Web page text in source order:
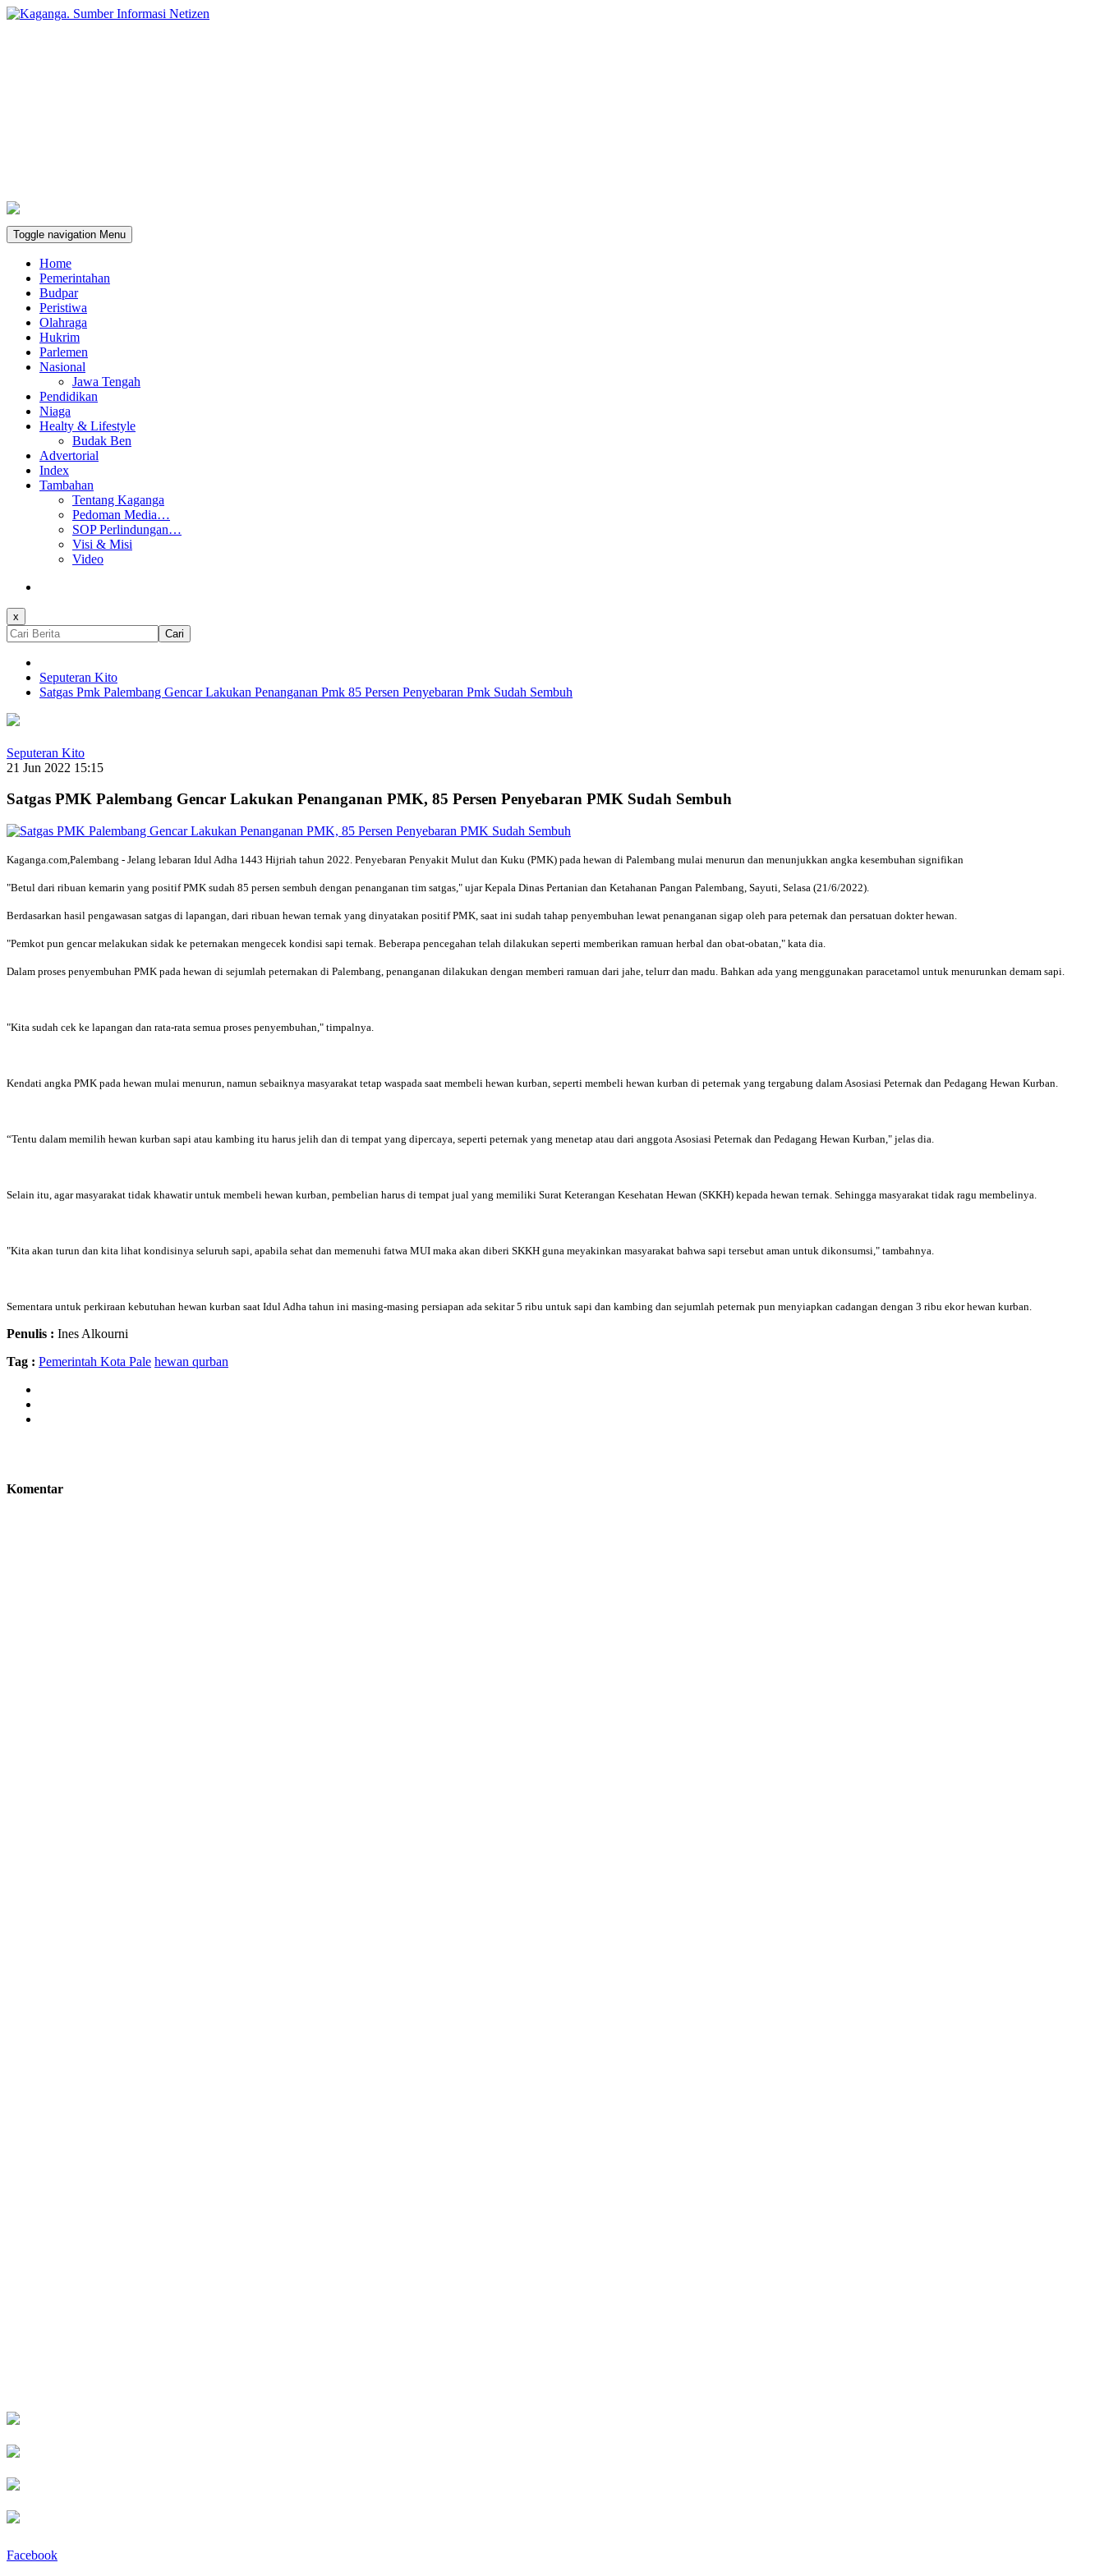
Toggle navigation Menu
Home
Pemerintahan
Budpar
Peristiwa
Olahraga
Hukrim
Parlemen
Nasional
Jawa Tengah
Pendidikan
Niaga
Healty & Lifestyle
Budak Ben
Advertorial
Index
Tambahan
Tentang Kaganga
Pedoman Media…
SOP Perlindungan…
Visi & Misi
Video
x
Cari
Seputeran Kito
Satgas Pmk Palembang Gencar Lakukan Penanganan Pmk 85 Persen Penyebaran Pmk Sudah Sembuh
Seputeran Kito
21 Jun 2022 15:15
Satgas PMK Palembang Gencar Lakukan Penanganan PMK, 85 Persen Penyebaran PMK Sudah Sembuh
Kaganga.com,Palembang - Jelang lebaran Idul Adha 1443 Hijriah tahun 2022. Penyebaran Penyakit Mulut dan Kuku (PMK) pada hewan di Palembang mulai menurun dan menunjukkan angka kesembuhan signifikan
"Betul dari ribuan kemarin yang positif PMK sudah 85 persen sembuh dengan penanganan tim satgas," ujar Kepala Dinas Pertanian dan Ketahanan Pangan Palembang, Sayuti, Selasa (21/6/2022).
Berdasarkan hasil pengawasan satgas di lapangan, dari ribuan hewan ternak yang dinyatakan positif PMK, saat ini sudah tahap penyembuhan lewat penanganan sigap oleh para peternak dan persatuan dokter hewan.
"Pemkot pun gencar melakukan sidak ke peternakan mengecek kondisi sapi ternak. Beberapa pencegahan telah dilakukan seperti memberikan ramuan herbal dan obat-obatan," kata dia.
Dalam proses penyembuhan PMK pada hewan di sejumlah peternakan di Palembang, penanganan dilakukan dengan memberi ramuan dari jahe, telurr dan madu. Bahkan ada yang menggunakan paracetamol untuk menurunkan demam sapi.
"Kita sudah cek ke lapangan dan rata-rata semua proses penyembuhan," timpalnya.
Kendati angka PMK pada hewan mulai menurun, namun sebaiknya masyarakat tetap waspada saat membeli hewan kurban, seperti membeli hewan kurban di peternak yang tergabung dalam Asosiasi Peternak dan Pedagang Hewan Kurban.
“Tentu dalam memilih hewan kurban sapi atau kambing itu harus jelih dan di tempat yang dipercaya, seperti peternak yang menetap atau dari anggota Asosiasi Peternak dan Pedagang Hewan Kurban," jelas dia.
Selain itu, agar masyarakat tidak khawatir untuk membeli hewan kurban, pembelian harus di tempat jual yang memiliki Surat Keterangan Kesehatan Hewan (SKKH) kepada hewan ternak. Sehingga masyarakat tidak ragu membelinya.
"Kita akan turun dan kita lihat kondisinya seluruh sapi, apabila sehat dan memenuhi fatwa MUI maka akan diberi SKKH guna meyakinkan masyarakat bahwa sapi tersebut aman untuk dikonsumsi," tambahnya.
Sementara untuk perkiraan kebutuhan hewan kurban saat Idul Adha tahun ini masing-masing persiapan ada sekitar 5 ribu untuk sapi dan kambing dan sejumlah peternak pun menyiapkan cadangan dengan 3 ribu ekor hewan kurban.
Penulis : Ines Alkourni
Tag : Pemerintah Kota Pale hewan qurban
Komentar
Facebook